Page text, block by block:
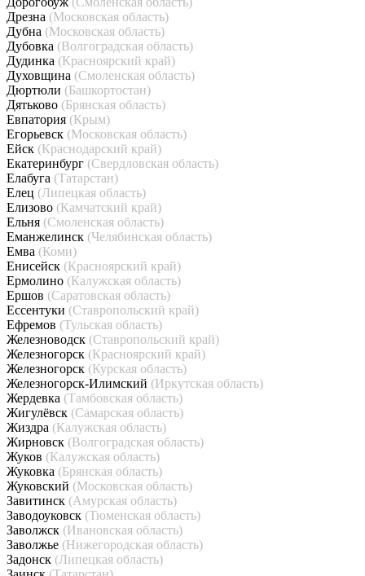
Дрезна (Московская область)
Дубна (Московская область)
Дубовка (Волгоградская область)
Дудинка (Красноярский край)
Духовщина (Смоленская область)
Дюртюли (Башкортостан)
Дятьково (Брянская область)
Евпатория (Крым)
Егорьевск (Московская область)
Ейск (Краснодарский край)
Екатеринбург (Свердловская область)
Елабуга (Татарстан)
Елец (Липецкая область)
Елизово (Камчатский край)
Ельня (Смоленская область)
Еманжелинск (Челябинская область)
Емва (Коми)
Енисейск (Красноярский край)
Ермолино (Калужская область)
Ершов (Саратовская область)
Ессентуки (Ставропольский край)
Ефремов (Тульская область)
Железноводск (Ставропольский край)
Железногорск (Красноярский край)
Железногорск (Курская область)
Железногорск-Илимский (Иркутская область)
Жердевка (Тамбовская область)
Жигулёвск (Самарская область)
Жиздра (Калужская область)
Жирновск (Волгоградская область)
Жуков (Калужская область)
Жуковка (Брянская область)
Жуковский (Московская область)
Завитинск (Амурская область)
Заводоуковск (Тюменская область)
Заволжск (Ивановская область)
Заволжье (Нижегородская область)
Задонск (Липецкая область)